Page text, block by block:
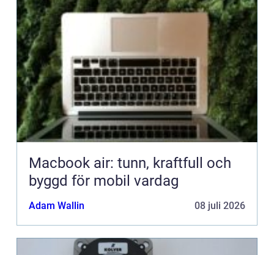
Macbook air: tunn, kraftfull och
byggd för mobil vardag
Adam Wallin 08 juli 2026